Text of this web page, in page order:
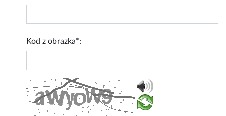
Kod z obrazka*: